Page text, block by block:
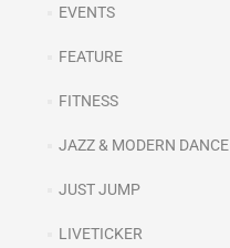
EVENTS
FEATURE
FITNESS
JAZZ & MODERN DANCE
JUST JUMP
LIVETICKER